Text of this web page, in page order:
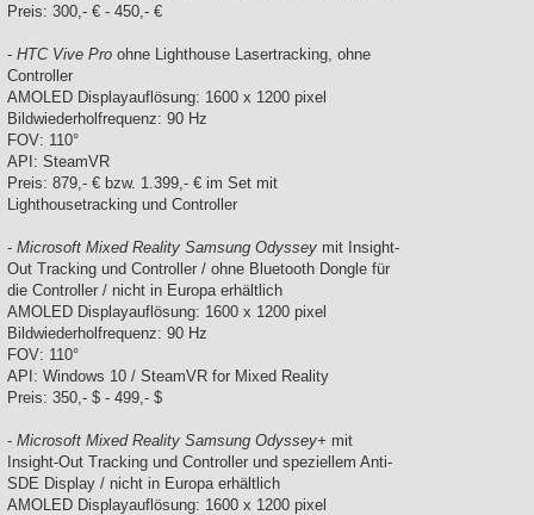
Preis: 300,- € - 450,- €
- HTC Vive Pro ohne Lighthouse Lasertracking, ohne
Controller
AMOLED Displayauflösung: 1600 x 1200 pixel
Bildwiederholfrequenz: 90 Hz
FOV: 110°
API: SteamVR
Preis: 879,- € bzw. 1.399,- € im Set mit
Lighthousetracking und Controller
- Microsoft Mixed Reality Samsung Odyssey mit Insight-
Out Tracking und Controller / ohne Bluetooth Dongle für
die Controller / nicht in Europa erhältlich
AMOLED Displayauflösung: 1600 x 1200 pixel
Bildwiederholfrequenz: 90 Hz
FOV: 110°
API: Windows 10 / SteamVR for Mixed Reality
Preis: 350,- $ - 499,- $
- Microsoft Mixed Reality Samsung Odyssey+ mit
Insight-Out Tracking und Controller und speziellem Anti-
SDE Display / nicht in Europa erhältlich
AMOLED Displayauflösung: 1600 x 1200 pixel